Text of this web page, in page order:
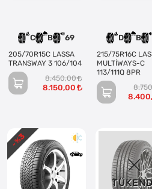
C B 69
205/70R15C LASSA
TRANSWAY 3 106/104
8.450,00
8.150,00
D B
215/75R16C
MULTİWAYS-C
113/111Q 8PR
- %
3